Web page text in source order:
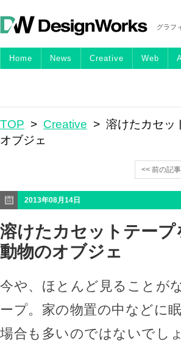
グラフ
Home News Creative Web
TOP > Creative > 溶けたカセッ
オブジェ
<< 前の記事
2013年08月14日
溶けたカセットテー
動物のオブジェ
今や、ほとんど見ることが
ープ。家の物置の中などに
場合も多いのではないでし